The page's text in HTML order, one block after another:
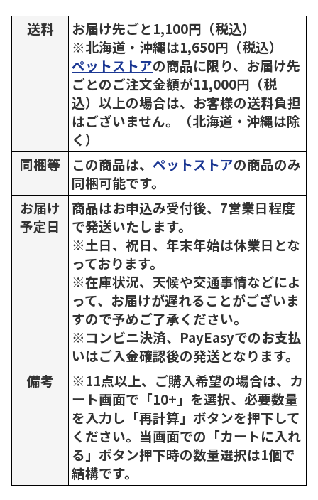
送料
お届け先ごと1,100円（税込）
※北海道・沖縄は1,650円（税込）
ペットストアの商品に限り、お届け先
ごとのご注文金額が11,000円（税
込）以上の場合は、お客様の送料負担
はございません。（北海道・沖縄は除
く）
同梱等
この商品は、 ペットストアの商品のみ
同梱可能です。
お届け
予定日
商品はお申込み受付後、7営業日程度
で発送いたします。
※土日、祝日、年末年始は休業日とな
っております。
※在庫状況、天候や交通事情などによ
って、お届けが遅れることがございま
すので予めご了承ください。
※コンビニ決済、PayEasyでのお支払
いはご入金確認後の発送となります。
備考
※11点以上、ご購入希望の場合は、カ
ート画面で「10+」を選択、必要数量
を入力し「再計算」ボタンを押下して
ください。当画面での「カートに入れ
る」ボタン押下時の数量選択は1個で
結構です。